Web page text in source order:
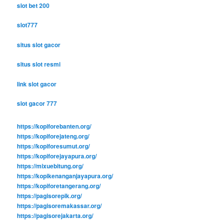
slot bet 200
slot777
situs slot gacor
situs slot resmi
link slot gacor
slot gacor 777
https://kopiforebanten.org/
https://kopiforejateng.org/
https://kopiforesumut.org/
https://kopiforejayapura.org/
https://mixuebitung.org/
https://kopikenanganjayapura.org/
https://kopiforetangerang.org/
https://pagisorepik.org/
https://pagisoremakassar.org/
https://pagisorejakarta.org/